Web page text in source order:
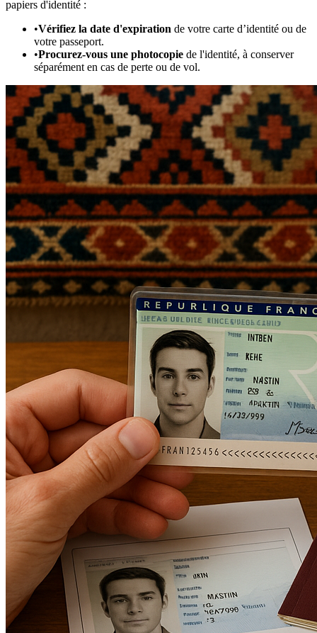
papiers d'identité :
•Vérifiez la date d'expiration de votre carte d’identité ou de
votre passeport.
•Procurez-vous une photocopie de l'identité, à conserver
séparément en cas de perte ou de vol.